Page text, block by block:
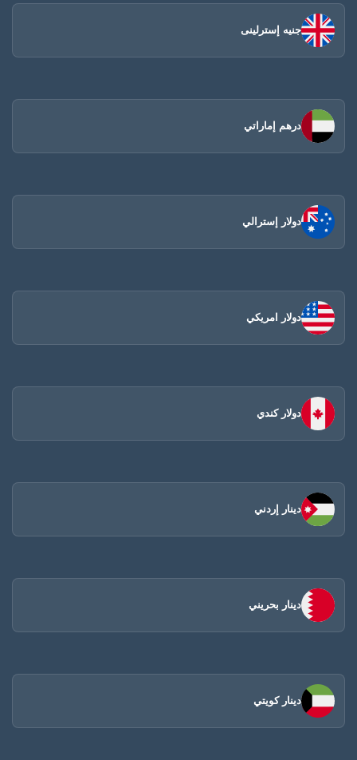
جنيه إسترلينى
درهم إماراتي
دولار إسترالي
دولار امريكي
دولار كندي
دينار إردني
دينار بحريني
دينار كويتي